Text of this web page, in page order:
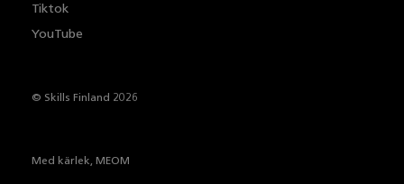
Tiktok
YouTube
© Skills Finland 2026
Med kärlek, MEOM